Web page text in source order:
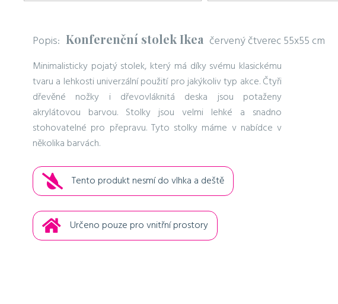
Popis: Konferenční stolek Ikea červený čtverec 55x55 cm
Minimalisticky pojatý stolek, který má díky svému klasickému
tvaru a lehkosti univerzální použití pro jakýkoliv typ akce. Čtyři
dřevěné nožky i dřevovláknitá deska jsou potaženy
akrylátovou barvou. Stolky jsou velmi lehké a snadno
stohovatelné pro přepravu. Tyto stolky máme v nabídce v
několika barvách.
Tento produkt nesmí do vlhka a deště
Určeno pouze pro vnitřní prostory